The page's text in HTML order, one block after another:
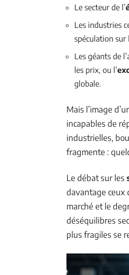
Le secteur de l’
Les industries
spéculation sur
Les géants de
les prix, ou l’
globale.
Mais l’image
incapables de
industrielles,
fragmente :
Le débat sur les
davantage ceux
marché et le
déséquilibres
plus fragiles se